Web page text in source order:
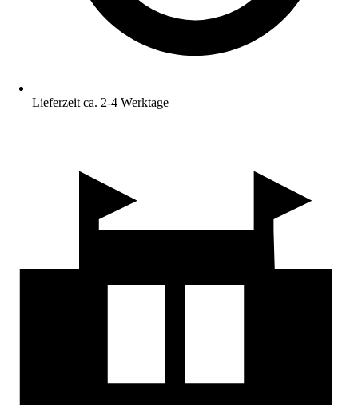
Lieferzeit ca. 2-4 Werktage